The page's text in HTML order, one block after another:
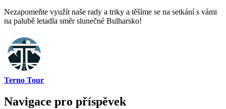
Nezapomeňte využít naše rady a triky a těšíme se na setkání s vámi
na palubě letadla směr slunečné Bulharsko!
Terno Tour
Navigace pro příspěvek